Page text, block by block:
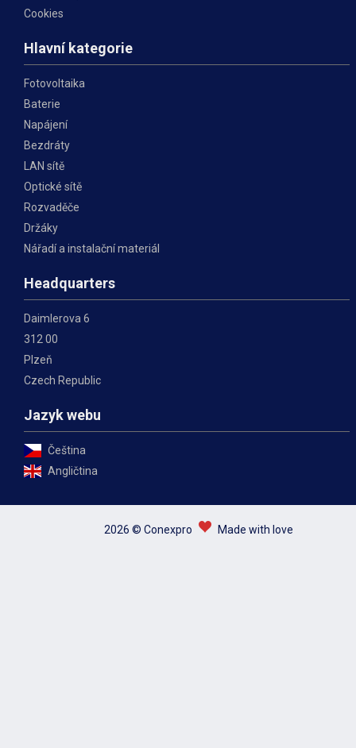
Cookies
Hlavní kategorie
Fotovoltaika
Baterie
Napájení
Bezdráty
LAN sítě
Optické sítě
Rozvaděče
Držáky
Nářadí a instalační materiál
Headquarters
Daimlerova 6
312 00
Plzeň
Czech Republic
Jazyk webu
Čeština
Angličtina
2026 © Conexpro Made with love